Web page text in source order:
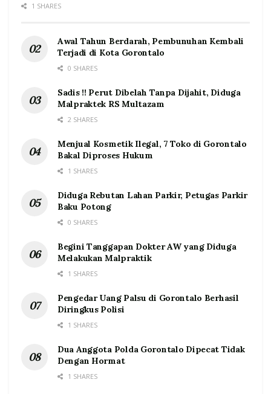
1 SHARES
Awal Tahun Berdarah, Pembunuhan Kembali
Terjadi di Kota Gorontalo
0 SHARES
Sadis !! Perut Dibelah Tanpa Dijahit, Diduga
Malpraktek RS Multazam
2 SHARES
Menjual Kosmetik Ilegal, 7 Toko di Gorontalo
Bakal Diproses Hukum
1 SHARES
Diduga Rebutan Lahan Parkir, Petugas Parkir
Baku Potong
0 SHARES
Begini Tanggapan Dokter AW yang Diduga
Melakukan Malpraktik
1 SHARES
Pengedar Uang Palsu di Gorontalo Berhasil
Diringkus Polisi
1 SHARES
Dua Anggota Polda Gorontalo Dipecat Tidak
Dengan Hormat
1 SHARES